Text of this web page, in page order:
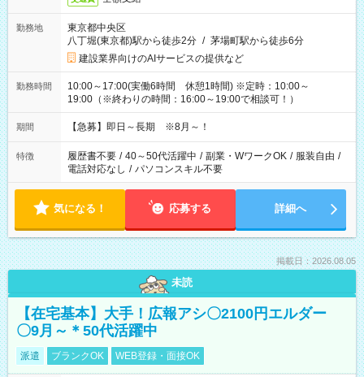
勤務地
東京都中央区
八丁堀(東京都)駅から徒歩2分 / 茅場町駅から徒歩6分
建設業界向けのAIサービスの提供など
勤務時間
10:00～17:00(実働6時間 休憩1時間) ※定時：10:00～
19:00（※終わりの時間：16:00～19:00で相談可！）
期間 【急募】即日～長期 ※8月～！
特徴 履歴書不要 / 40～50代活躍中 / 副業・WワークOK / 服装自由 /
電話対応なし / パソコンスキル不要
気になる！ 応募する 詳細へ
掲載日：2026.08.05
未読
【在宅基本】大手！広報アシ〇2100円エルダー
〇9月～＊50代活躍中
派遣 ブランクOK WEB登録・面接OK